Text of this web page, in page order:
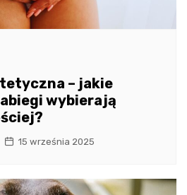
– jakie
wybierają
15 września 2025